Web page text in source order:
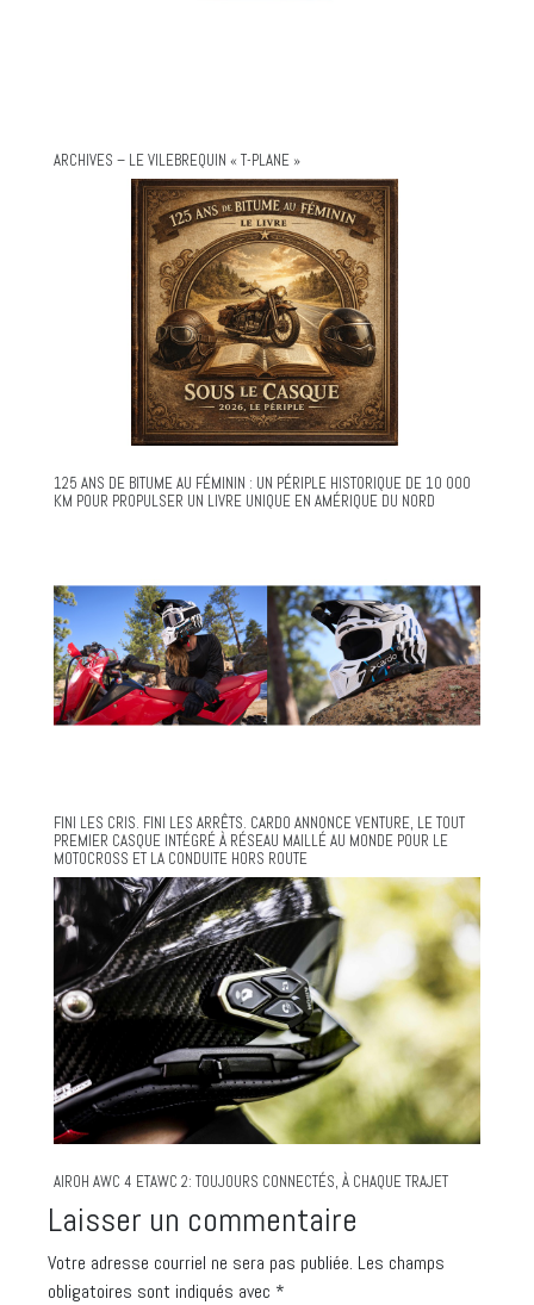
ARCHIVES – LE VILEBREQUIN « T-PLANE »
125 ANS DE BITUME AU FÉMININ : UN PÉRIPLE HISTORIQUE DE 10 000
KM POUR PROPULSER UN LIVRE UNIQUE EN AMÉRIQUE DU NORD
FINI LES CRIS. FINI LES ARRÊTS. CARDO ANNONCE VENTURE, LE TOUT
PREMIER CASQUE INTÉGRÉ À RÉSEAU MAILLÉ AU MONDE POUR LE
MOTOCROSS ET LA CONDUITE HORS ROUTE
AIROH AWC 4 ETAWC 2: TOUJOURS CONNECTÉS, À CHAQUE TRAJET
Laisser un commentaire
Votre adresse courriel ne sera pas publiée. Les champs
obligatoires sont indiqués avec *